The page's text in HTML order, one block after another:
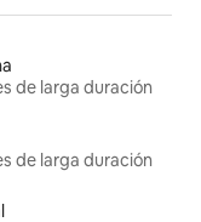
de larga duración
de larga duración